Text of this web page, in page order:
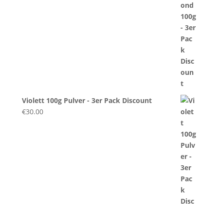
Violett 100g Pulver - 3er Pack Discount
€30.00